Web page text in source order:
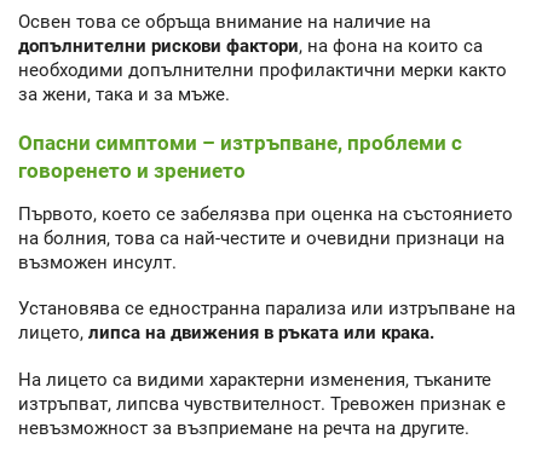
Освен това се обръща внимание на наличие на
допълнителни рискови фактори, на фона на които са
необходими допълнителни профилактични мерки както
за жени, така и за мъже.
Опасни симптоми – изтръпване, проблеми с
говоренето и зрението
Първото, което се забелязва при оценка на състоянието
на болния, това са най-честите и очевидни признаци на
възможен инсулт.
Установява се едностранна парализа или изтръпване на
лицето, липса на движения в ръката или крака.
На лицето са видими характерни изменения, тъканите
изтръпват, липсва чувствителност. Тревожен признак е
невъзможност за възприемане на речта на другите.